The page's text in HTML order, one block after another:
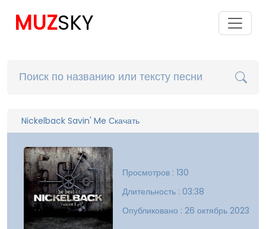
MUZSKY
Nickelback Savin' Me Скачать
Просмотров : 130
Длительность : 03:38
Опубликовано : 26 октябрь 2023